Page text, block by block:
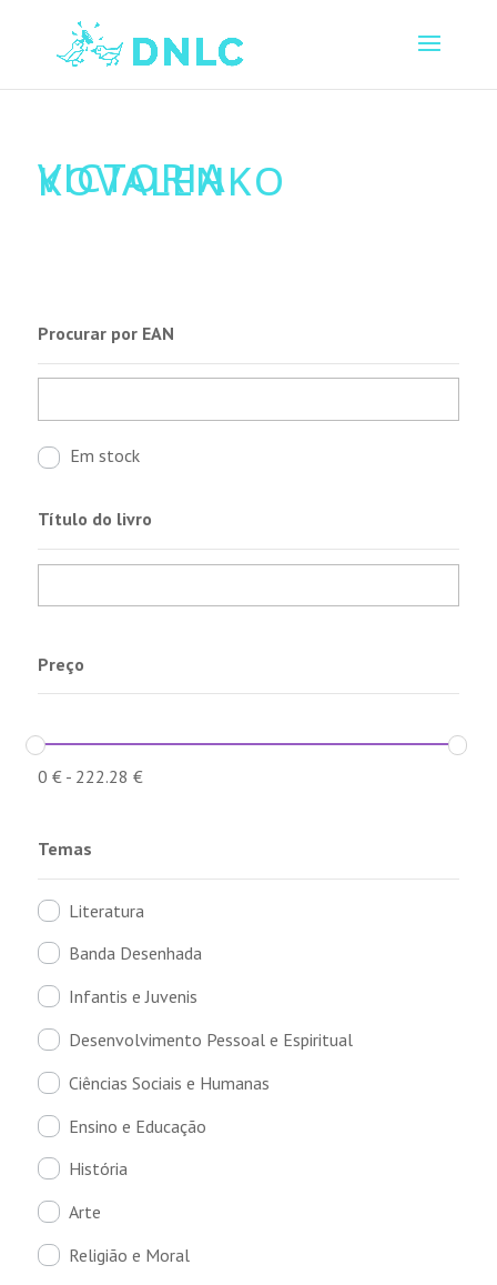
VICTORIA
KOVALENKO
Procurar por EAN
Em stock
Título do livro
Preço
0 €- 222.28 €
Temas
Literatura
Banda Desenhada
Infantis e Juvenis
Desenvolvimento Pessoal e Espiritual
Ciências Sociais e Humanas
Ensino e Educação
História
Arte
Religião e Moral